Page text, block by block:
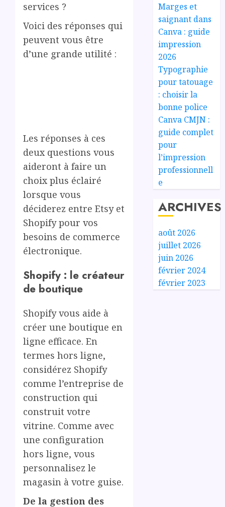
services ?
Voici des réponses qui
peuvent vous être
d’une grande utilité :
Les réponses à ces
deux questions vous
aideront à faire un
choix plus éclairé
lorsque vous
déciderez entre Etsy et
Shopify pour vos
besoins de commerce
électronique.
Shopify : le créateur
de boutique
Shopify vous aide à
créer une boutique en
ligne efficace. En
termes hors ligne,
considérez Shopify
comme l’entreprise de
construction qui
construit votre
vitrine. Comme avec
une configuration
hors ligne, vous
personnalisez le
magasin à votre guise.
De la gestion des
Marges et
saignant dans
Canva : guide
impression
2026
Typographie
pour tatouage
: choisir la
bonne police
Canva CMJN :
guide complet
pour
l’impression
professionnell
e
ARCHIVES
août 2026
juillet 2026
juin 2026
février 2024
février 2023